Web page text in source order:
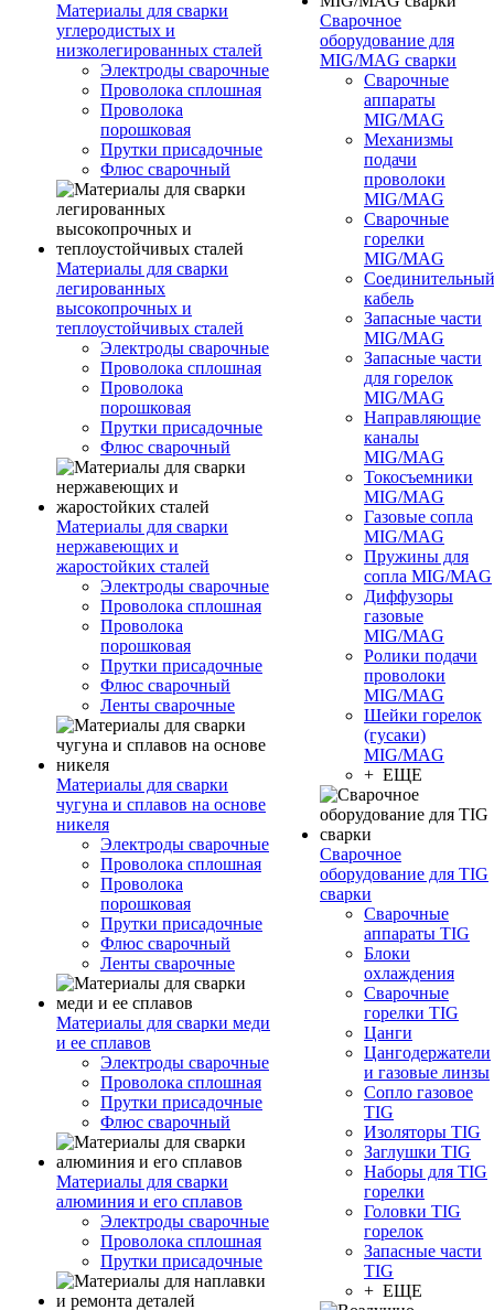
Материалы для сварки
углеродистых и
низколегированных сталей
Электроды сварочные
Проволока сплошная
Проволока
порошковая
Прутки присадочные
Флюс сварочный
Материалы для сварки
легированных
высокопрочных и
теплоустойчивых сталей
Электроды сварочные
Проволока сплошная
Проволока
порошковая
Прутки присадочные
Флюс сварочный
Материалы для сварки
нержавеющих и
жаростойких сталей
Электроды сварочные
Проволока сплошная
Проволока
порошковая
Прутки присадочные
Флюс сварочный
Ленты сварочные
Материалы для сварки
чугуна и сплавов на основе
никеля
Электроды сварочные
Проволока сплошная
Проволока
порошковая
Прутки присадочные
Флюс сварочный
Ленты сварочные
Материалы для сварки меди
и ее сплавов
Электроды сварочные
Проволока сплошная
Прутки присадочные
Флюс сварочный
Материалы для сварки
алюминия и его сплавов
Электроды сварочные
Проволока сплошная
Прутки присадочные
Сварочное
оборудование для
MIG/MAG сварки
Сварочные
аппараты
MIG/MAG
Механизмы
подачи
проволоки
MIG/MAG
Сварочные
горелки
MIG/MAG
Соединительный
кабель
Запасные части
MIG/MAG
Запасные части
для горелок
MIG/MAG
Направляющие
каналы
MIG/MAG
Токосъемники
MIG/MAG
Газовые сопла
MIG/MAG
Пружины для
сопла MIG/MAG
Диффузоры
газовые
MIG/MAG
Ролики подачи
проволоки
MIG/MAG
Шейки горелок
(гусаки)
MIG/MAG
+ ЕЩЕ
Сварочное
оборудование для TIG
сварки
Сварочные
аппараты TIG
Блоки
охлаждения
Сварочные
горелки TIG
Цанги
Цангодержатели
и газовые линзы
Сопло газовое
TIG
Изоляторы TIG
Заглушки TIG
Наборы для TIG
горелки
Головки TIG
горелок
Запасные части
TIG
+ ЕЩЕ